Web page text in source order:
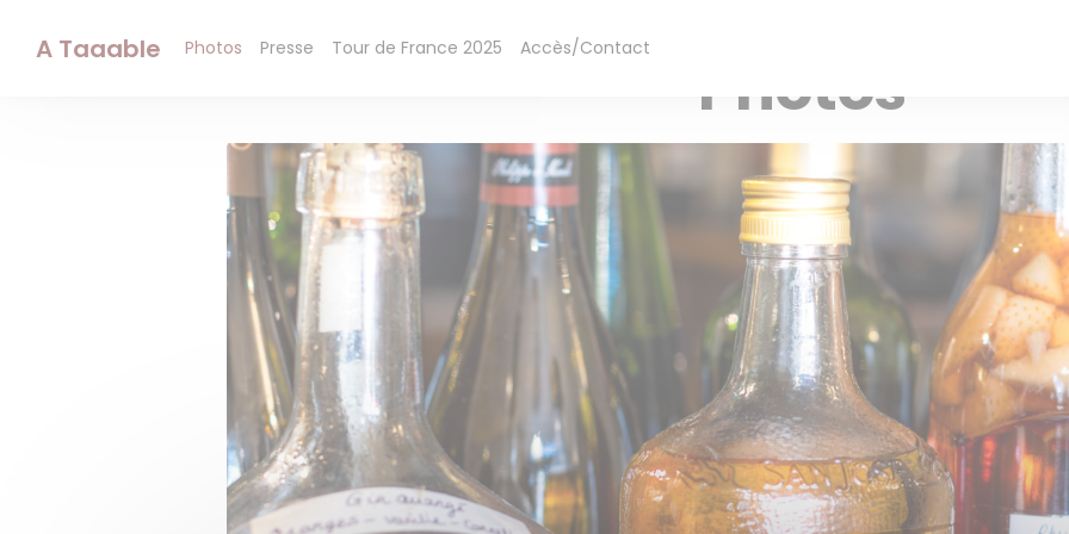
A Taaable Photos Presse Tour de France 2025 Accès/Contact Photos